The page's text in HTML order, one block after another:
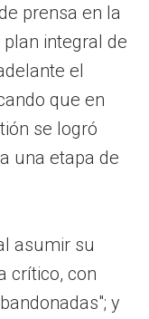
prensa en la
integral de
el
que en
se logró
una etapa de
asumir su
crítico, con
y